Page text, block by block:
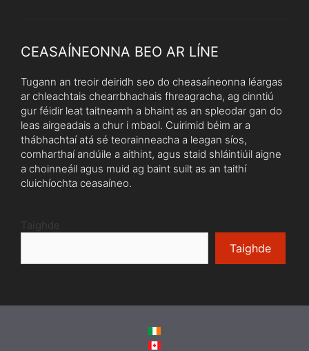
CEASAÍNEONNA BEO AR LÍNE
Tugann an treoir deiridh seo do cheasaíneonna léargas
ar chleachtais chearrbhachais fhreagracha, ag cinntiú
gur féidir leat taitneamh a bhaint as an spleodar gan do
leas airgeadais a chur i mbaol. Cuirimid béim ar a
thábhachtaí atá sé teorainneacha a leagan síos,
comharthaí andúile a aithint, agus staid shláintiúil aigne
a choinneáil agus muid ag baint suilt as an taithí
cluichíochta ceasaíneo.
Taighde
Taighde